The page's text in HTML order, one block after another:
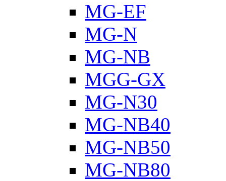
MG-EF
MG-N
MG-NB
MGG-GX
MG-N30
MG-NB40
MG-NB50
MG-NB80